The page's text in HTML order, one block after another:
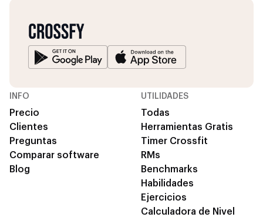
INFO
Precio
Clientes
Preguntas
Comparar software
Blog
UTILIDADES
Todas
Herramientas Gratis
Timer Crossfit
RMs
Benchmarks
Habilidades
Ejercicios
Calculadora de Nivel